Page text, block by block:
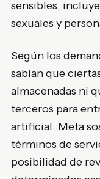
sensibles,
sexuales y
Según los
sabían que
almacenadas ni
terceros para
artificial. Meta
términos de
posibilidad de